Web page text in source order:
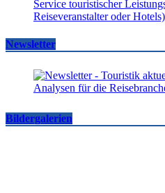
Newsletter
Bildergalerien